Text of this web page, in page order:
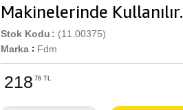
Makinelerinde Kullanılır.
(11.00375)
Stok Kodu
Marka : Fdm
218 76 TL